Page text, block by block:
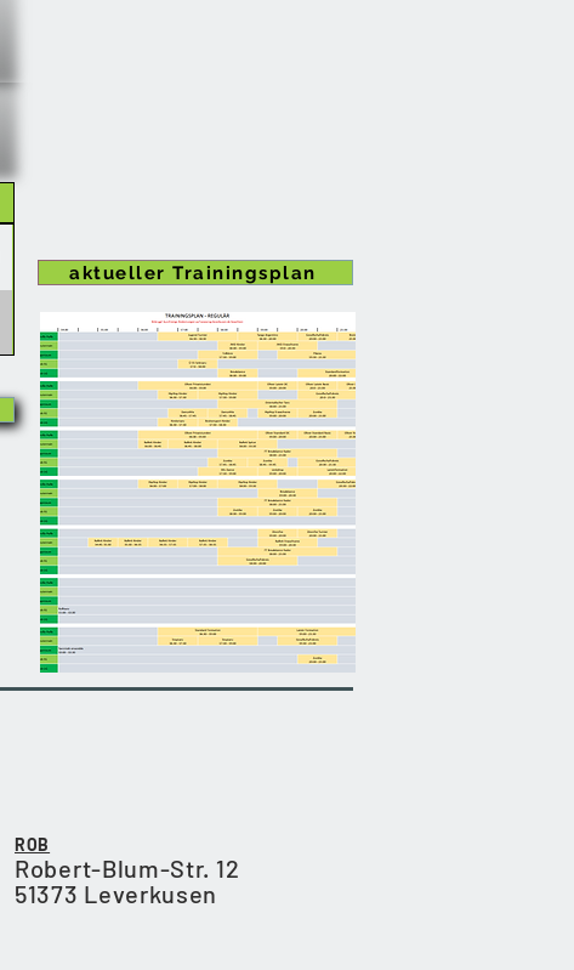
aktueller Trainingsplan
ROB
Robert-Blum-Str. 12
51373 Leverkusen